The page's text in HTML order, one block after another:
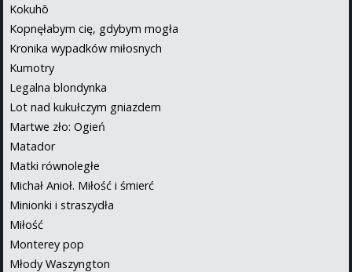
Kokuhō
Kopnęłabym cię, gdybym mogła
Kronika wypadków miłosnych
Kumotry
Legalna blondynka
Lot nad kukułczym gniazdem
Martwe zło: Ogień
Matador
Matki równoległe
Michał Anioł. Miłość i śmierć
Minionki i straszydła
Miłość
Monterey pop
Młody Waszyngton